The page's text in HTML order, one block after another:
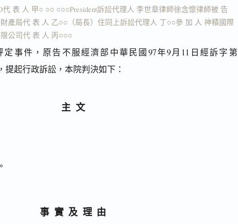
代 表 人 甲○ ○○ ○○○President訴訟代理人 李世章律師徐念懷律師被 告
產局代 表 人 乙○○（局長）住同上訴訟代理人 丁○○參 加 人 神積國際
公司代 表 人 丙○○○
事件，原告不服經濟部中華民國97年9月11日經訴字第
提起行政訴訟，本院判決如下：
主文
事實及理由